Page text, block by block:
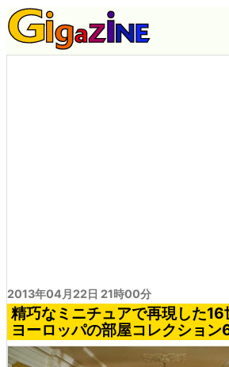
2013年04月22日 21時00分
精巧なミニチュアで再現した
ヨーロッパの部屋コレクショ